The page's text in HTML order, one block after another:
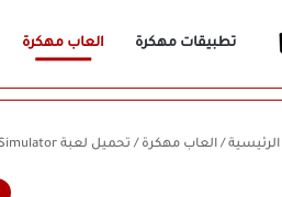
تطبيقات مهكرة العاب مهكرة
الرئيسية / العاب مهكرة / تحميل لعبة Extreme Car Driving Simulator مهكرة للأندرويد APK أخر إصدار 2026 مجانًا